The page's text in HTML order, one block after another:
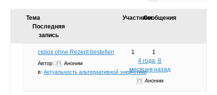
Тема УчастникиСообщения
Последняя
запись
ciplox ohne Rezept bestellen
Автор:
Аноним
в: Актуальность альтернативной энергетики
1
1
4 года, 8
месяцев назад
Аноним